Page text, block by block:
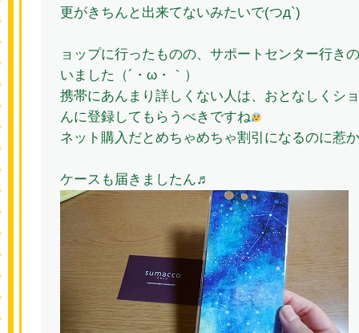
更がきちんと出来てないみたいで(つд`)
ョップに行ったものの、サポートセンター行き
いました（´・ω・｀）
携帯にあんまり詳しくない人は、おとなしくシ
んに登録してもらうべきですね
ネット購入だとめちゃめちゃ割引になるのに惹
ケースも届きましたん♬